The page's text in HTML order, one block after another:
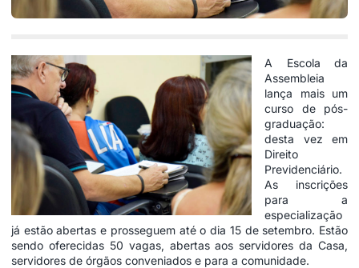
A Escola da
Assembleia
lança mais um
curso de pós-
graduação:
desta vez em
Direito
Previdenciário.
As inscrições
para a
especialização
já estão abertas e prosseguem até o dia 15 de setembro. Estão
sendo oferecidas 50 vagas, abertas aos servidores da Casa,
servidores de órgãos conveniados e para a comunidade.